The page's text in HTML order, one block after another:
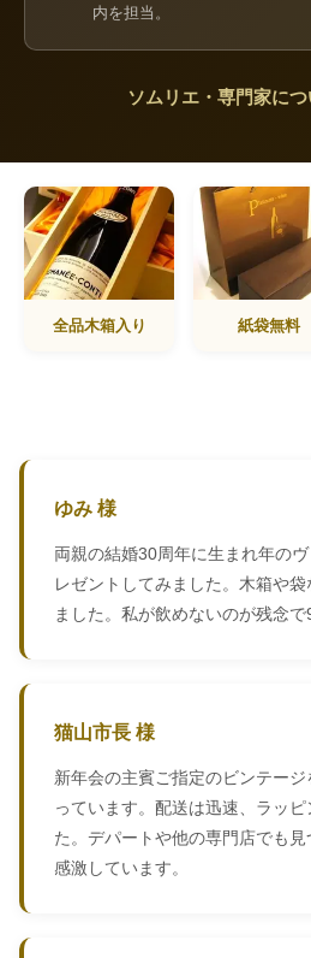
内を担当。
ソムリエ・専門家に
全品木箱入り 紙袋無料
ゆみ 様
両親の結婚30周年に生まれ年の
レゼントしてみました。木箱や
ました。私が飲めないのが残念で
猫山市長 様
新年会の主賓ご指定のビンテー
っています。配送は迅速、ラッ
た。デパートや他の専門店でも見
感激しています。